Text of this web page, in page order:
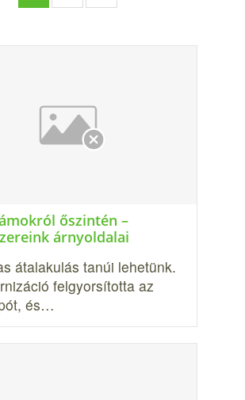
őszintén –
árnyoldalai
átalakulás tanúi lehetünk.
felgyorsította az
és…